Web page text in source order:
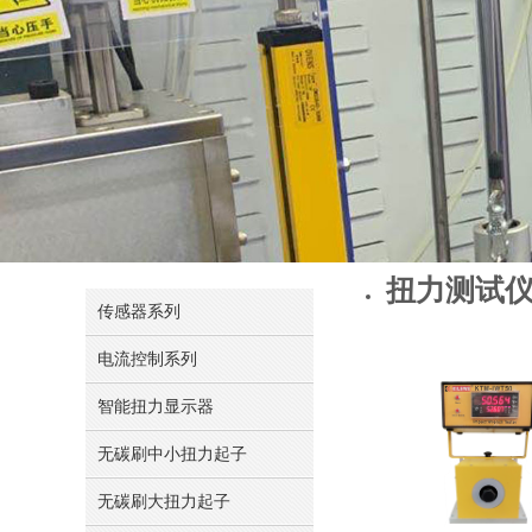
扭力测试
传感器系列
电流控制系列
智能扭力显示器
无碳刷中小扭力起子
无碳刷大扭力起子